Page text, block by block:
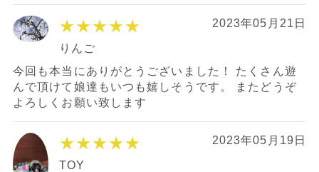
★★★★★ 2023年05月21日
りんご
今回も本当にありがとうございました！ たくさん遊
んで頂けて娘達もいつも嬉しそうです。 またどうぞ
よろしくお願い致します
★★★★★ 2023年05月19日
TOY